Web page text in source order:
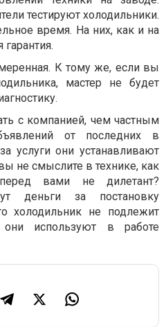
тестируют холодильники.
время. На них, как и на
К тому же, если вы
мастер не будет
с компанией, чем частным
от последних в
услуги они устанавливают
не смыслите в технике, как
вами не дилетант?
деньги за постановку
холодильник не подлежит
они используют в работе